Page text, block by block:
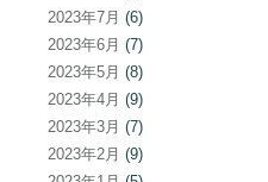
2023年7月 (6)
2023年6月 (7)
2023年5月 (8)
2023年4月 (9)
2023年3月 (7)
2023年2月 (9)